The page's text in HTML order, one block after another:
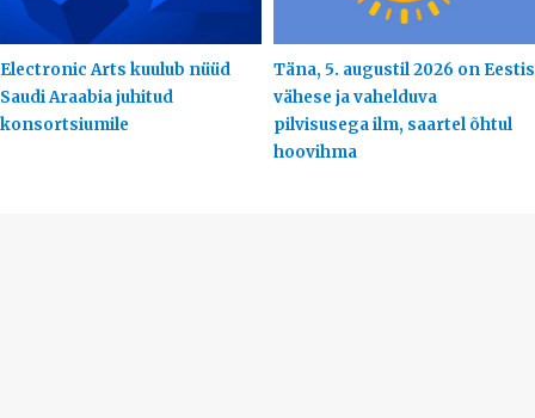
Electronic Arts kuulub nüüd
Saudi Araabia juhitud
konsortsiumile
Täna, 5. augustil 2026 on Eestis
vähese ja vahelduva
pilvisusega ilm, saartel õhtul
hoovihma